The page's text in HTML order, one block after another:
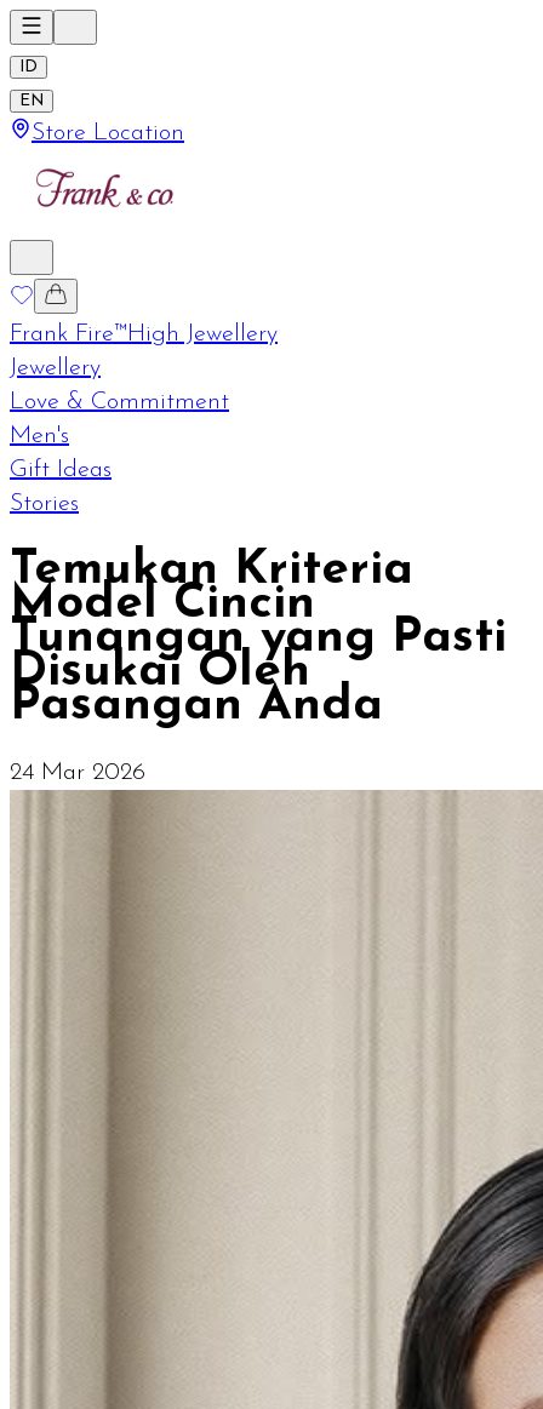
ID
EN
Store Location
Frank Fire™High Jewellery
Jewellery
Love & Commitment
Men's
Gift Ideas
Stories
Temukan Kriteria
Model Cincin
Tunangan yang Pasti
Disukai Oleh
Pasangan Anda
24 Mar 2026